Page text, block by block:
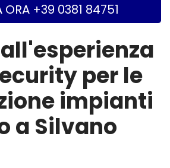
ORA +39 0381 84751
per le
impianti
a Silvano